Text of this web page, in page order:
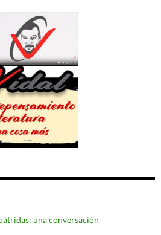
una conversación